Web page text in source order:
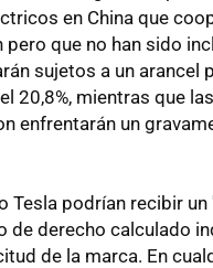
en China que
pero que no han sido
sujetos a un arancel
20,8%, mientras que
enfrentarán un
Tesla podrían recibir
de derecho calculado
de la marca. En